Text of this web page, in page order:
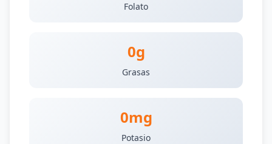
Folato
0g
Grasas
0mg
Potasio